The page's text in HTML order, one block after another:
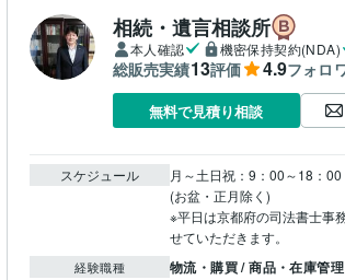
相続・遺言相談所
本人確認 機密保持契約(NDA)
総販売実績13評価 4.9フォロ
無料で見積り相談
スケジュール
月～土日祝：9：00～18：00
(お盆・正月除く)
※平日は京都府の司法書士事
経験職種 物流・購買 / 商品・在庫管理